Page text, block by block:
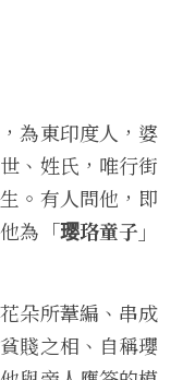
為東印度人，婆
、姓氏，唯行街
。有人問他，即
為 「璎珞童子」
朵所葦編、串成
賤之相、自稱瓔